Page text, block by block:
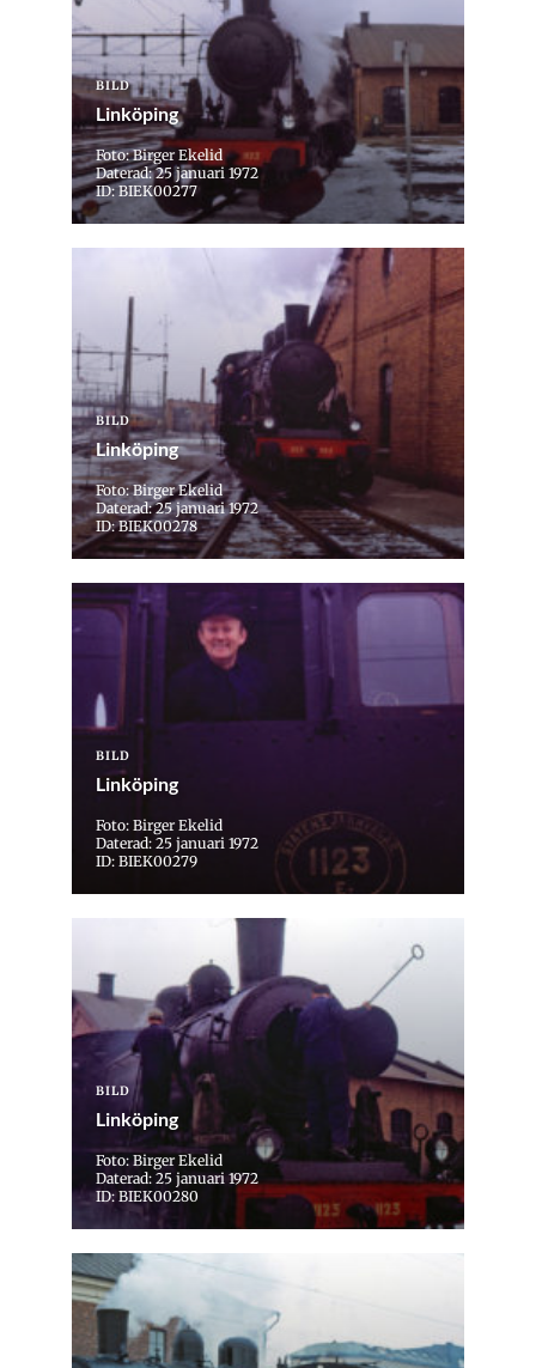
BILD
Linköping
Foto: Birger Ekelid
Daterad: 25 januari 1972
ID: BIEK00277
BILD
Linköping
Foto: Birger Ekelid
Daterad: 25 januari 1972
ID: BIEK00278
BILD
Linköping
Foto: Birger Ekelid
Daterad: 25 januari 1972
ID: BIEK00279
BILD
Linköping
Foto: Birger Ekelid
Daterad: 25 januari 1972
ID: BIEK00280